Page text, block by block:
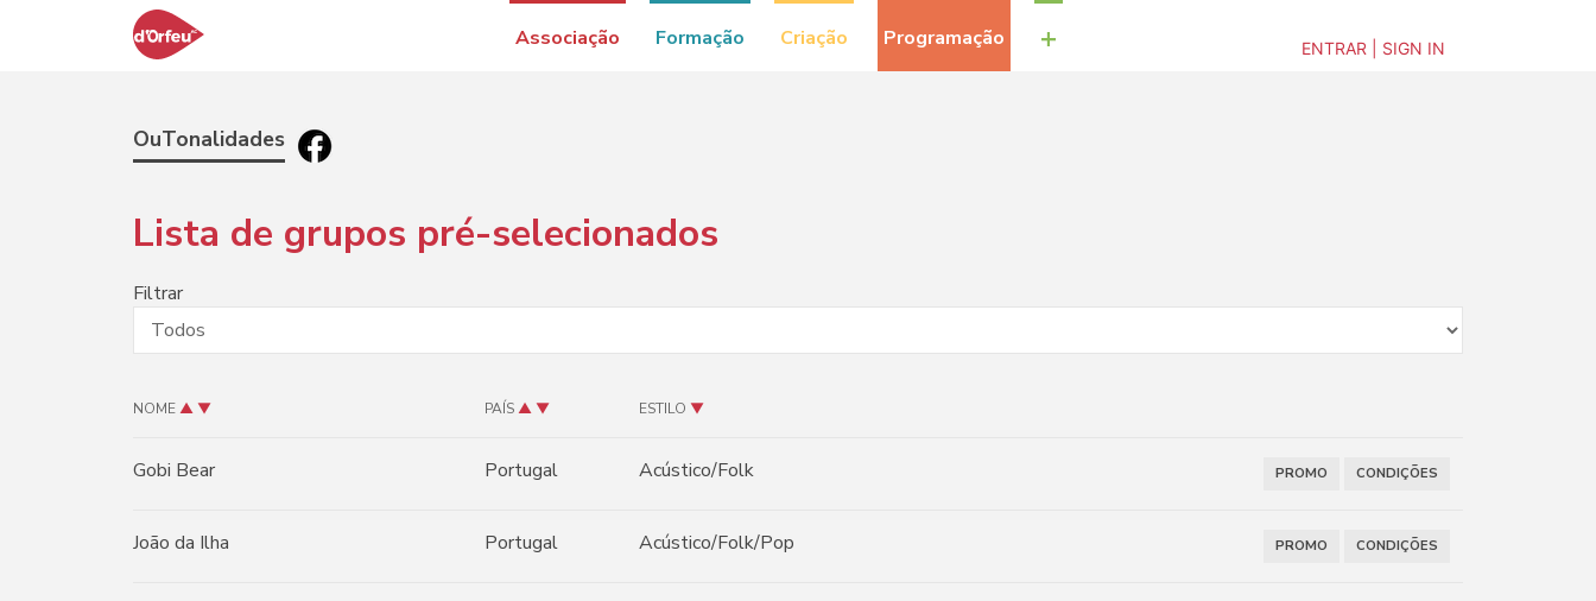
Associação Formação Criação Programação + ENTRAR | SIGN IN
OuTonalidades
Lista de grupos pré-selecionados
Filtrar
NOME▲▼ PAÍS▲▼ ESTILO ▼
Gobi Bear Portugal Acústico/Folk PROMO CONDIÇÕES
João da Ilha Portugal Acústico/Folk/Pop PROMO CONDIÇÕES